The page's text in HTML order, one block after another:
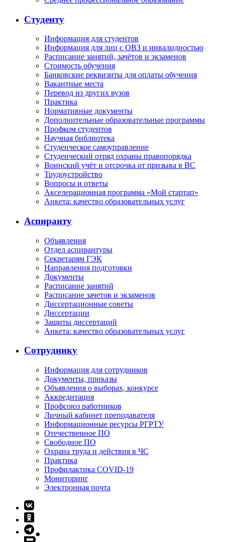
Студенту
Информация для студентов
Информация для лиц с ОВЗ и инвалидностью
Расписание занятий, зачётов и экзаменов
Стоимость обучения
Банковские реквизиты для оплаты обучения
Вакантные места
Перевод из других вузов
Практика
Нормативные документы
Дополнительные образовательные программы
Профком студентов
Научная библиотека
Студенческое самоуправление
Студенческий отряд охраны правопорядка
Воинский учёт и отсрочка от призыва в ВС
Трудоустройство
Вопросы и ответы
Акселерационная программа «Мой стартап»
Анкета: качество образовательных услуг
Аспиранту
Объявления
Отдел аспирантуры
Секретарям ГЭК
Направления подготовки
Документы
Расписание занятий
Расписание зачетов и экзаменов
Диссертационные советы
Диссертации
Защиты диссертаций
Анкета: качество образовательных услуг
Сотруднику
Информация для сотрудников
Документы, приказы
Объявления о выборах, конкурсе
Аккредитация
Профсоюз работников
Личный кабинет преподавателя
Информационные ресурсы РГРТУ
Отечественное ПО
Свободное ПО
Охрана труда и действия в ЧС
Практика
Профилактика COVID-19
Мониторинг
Электронная почта